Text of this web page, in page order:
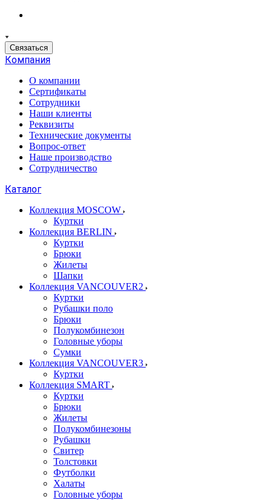
Связаться
Компания
О компании
Сертификаты
Сотрудники
Наши клиенты
Реквизиты
Технические документы
Вопрос-ответ
Наше производство
Сотрудничество
Каталог
Коллекция MOSCOW
Куртки
Коллекция BERLIN
Куртки
Брюки
Жилеты
Шапки
Коллекция VANCOUVER2
Куртки
Рубашки поло
Брюки
Полукомбинезон
Головные уборы
Сумки
Коллекция VANCOUVER3
Куртки
Коллекция SMART
Куртки
Брюки
Жилеты
Полукомбинезоны
Рубашки
Свитер
Толстовки
Футболки
Халаты
Головные уборы